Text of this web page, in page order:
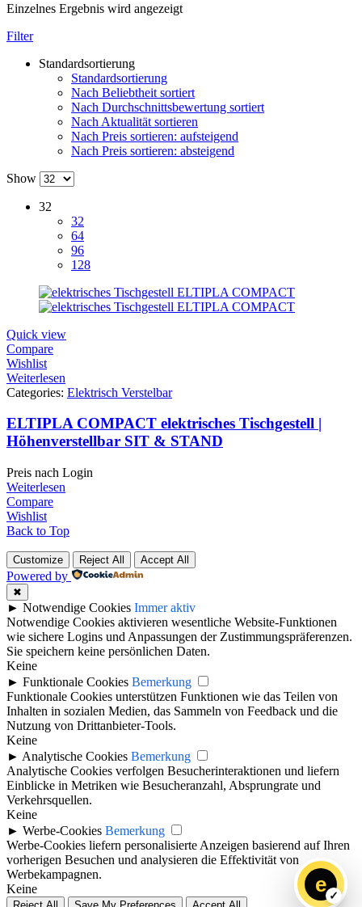
Einzelnes Ergebnis wird angezeigt
Filter
Standardsortierung
Standardsortierung
Nach Beliebtheit sortiert
Nach Durchschnittsbewertung sortiert
Nach Aktualität sortieren
Nach Preis sortieren: aufsteigend
Nach Preis sortieren: absteigend
Show
32
32
64
96
128
Quick view
Compare
Wishlist
Weiterlesen
Categories: Elektrisch Verstelbar
ELTIPLA COMPACT elektrisches Tischgestell |
Höhenverstellbar SIT & STAND
Preis nach Login
Weiterlesen
Compare
Wishlist
Back to Top
e
Customize Reject All Accept All
Powered by
✖
► Notwendige Cookies Immer aktiv
Notwendige Cookies aktivieren wesentliche Website-Funktionen
wie sichere Logins und Anpassungen der Zustimmungspräferenzen.
Sie speichern keine persönlichen Daten.
Keine
► Funktionale Cookies Bemerkung
Funktionale Cookies unterstützen Funktionen wie das Teilen von
Inhalten in sozialen Medien, das Sammeln von Feedback und die
Nutzung von Drittanbieter-Tools.
Keine
► Analytische Cookies Bemerkung
Analytische Cookies verfolgen Besucherinteraktionen und liefern
Einblicke in Metriken wie Besucheranzahl, Absprungrate und
Verkehrsquellen.
Keine
► Werbe-Cookies Bemerkung
Werbe-Cookies liefern personalisierte Anzeigen basierend auf Ihren
vorherigen Besuchen und analysieren die Effektivität von
Werbekampagnen.
Keine